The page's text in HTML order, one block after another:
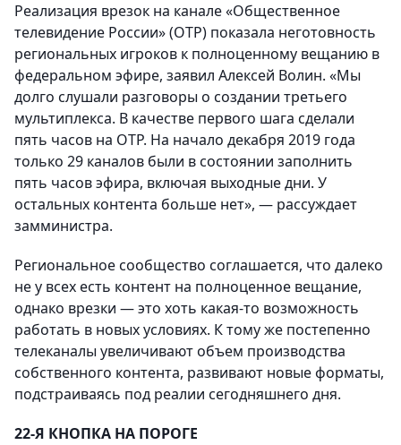
Реализация врезок на канале «Общественное
телевидение России» (ОТР) показала неготовность
региональных игроков к полноценному вещанию в
федеральном эфире, заявил Алексей Волин. «Мы
долго слушали разговоры о создании третьего
мультиплекса. В качестве первого шага сделали
пять часов на ОТР. На начало декабря 2019 года
только 29 каналов были в состоянии заполнить
пять часов эфира, включая выходные дни. У
остальных контента больше нет», — рассуждает
замминистра.
Региональное сообщество соглашается, что далеко
не у всех есть контент на полноценное вещание,
однако врезки — это хоть какая-то возможность
работать в новых условиях. К тому же постепенно
телеканалы увеличивают объем производства
собственного контента, развивают новые форматы,
подстраиваясь под реалии сегодняшнего дня.
22-Я КНОПКА НА ПОРОГЕ